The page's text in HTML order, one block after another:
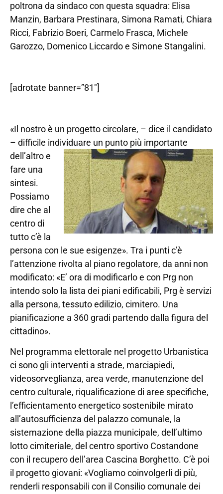
poltrona da sindaco con questa squadra: Elisa
Manzin, Barbara Prestinara, Simona Ramati, Chiara
Ricci, Fabrizio Boeri, Carmelo Frasca, Michele
Garozzo, Domenico Liccardo e Simone Stangalini.
[adrotate banner=”81″]
«Il nostro è un progetto circolare, – dice il candidato
– difficile individuare un punto più importante
dell’altro e
fare una
sintesi.
Possiamo
dire che al
centro di
tutto c’è la
persona con le sue esigenze». Tra i punti c’è
l’attenzione rivolta al piano regolatore, da anni non
modificato: «E’ ora di modificarlo e con Prg non
intendo solo la lista dei piani edificabili, Prg è servizi
alla persona, tessuto edilizio, cimitero. Una
pianificazione a 360 gradi partendo dalla figura del
cittadino».
Nel programma elettorale nel progetto Urbanistica
ci sono gli interventi a strade, marciapiedi,
videosorveglianza, area verde, manutenzione del
centro culturale, riqualificazione di aree specifiche,
l’efficientamento energetico sostenibile mirato
all’autosufficienza del palazzo comunale, la
sistemazione della piazza municipale, dell’ultimo
lotto cimiteriale, del centro sportivo Costandone
con il recupero dell’area Cascina Borghetto. C’è poi
il progetto giovani: «Vogliamo coinvolgerli di più,
renderli responsabili con il Consilio comunale dei